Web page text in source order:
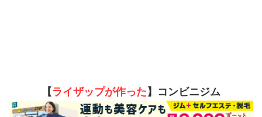
【ライザップが作った】コンビニジム